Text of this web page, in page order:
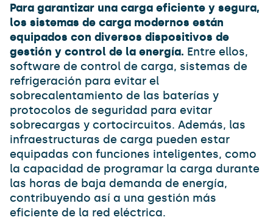
Para garantizar una carga eficiente y segura,
los sistemas de carga modernos están
equipados con diversos dispositivos de
gestión y control de la energía. Entre ellos,
software de control de carga, sistemas de
refrigeración para evitar el
sobrecalentamiento de las baterías y
protocolos de seguridad para evitar
sobrecargas y cortocircuitos. Además, las
infraestructuras de carga pueden estar
equipadas con funciones inteligentes, como
la capacidad de programar la carga durante
las horas de baja demanda de energía,
contribuyendo así a una gestión más
eficiente de la red eléctrica.